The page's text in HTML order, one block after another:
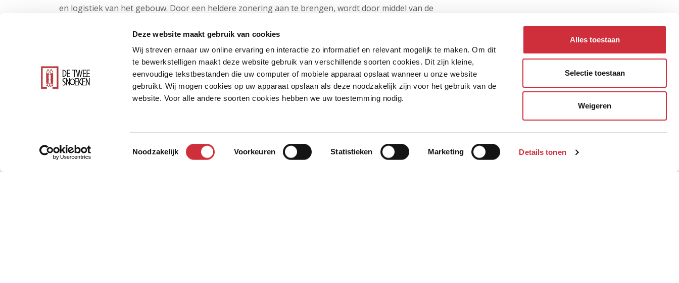
Deze website maakt gebruik van cookies
Wij streven ernaar uw online ervaring en interactie zo informatief en relevant mogelijk te maken. Om dit
te bewerkstelligen maakt deze website gebruik van verschillende soorten cookies. Dit zijn kleine,
eenvoudige tekstbestanden die uw computer of mobiele apparaat opslaat wanneer u onze website
gebruikt. Wij mogen cookies op uw apparaat opslaan als deze noodzakelijk zijn voor het gebruik van de
website. Voor alle andere soorten cookies hebben we uw toestemming nodig.
Toestemmingsselectie
Noodzakelijk Voorkeuren Statistieken Marketing Details tonen
Alles toestaan
Selectie toestaan
Weigeren
en logistiek van het gebouw. Door een heldere zonering aan te brengen, wordt door middel van de
Na oplevering straalt het gebouw de identiteit van de locatie en beide organisaties uit en geeft het blijk van
de duurzame circulaire ambities. Samen met de organisatie gaan wij de komende tijd onderzoeken hoe wij
deze identiteit en ambities verder kunnen vormgeven zodat het de gebruiker van alle comfort voorzien,
zonder inbreuk te doen op de processen in het gebouw. We gaan samen met alle betrokkenen voor een
Politie verzamellocatie